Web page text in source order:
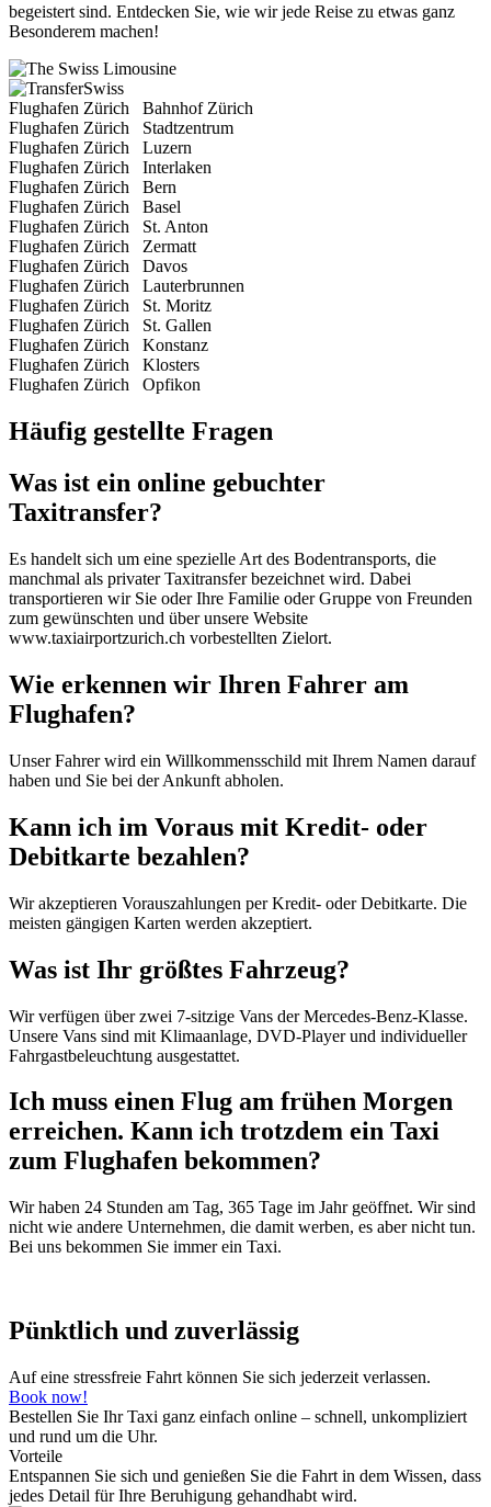
begeistert sind. Entdecken Sie, wie wir jede Reise zu etwas ganz
Besonderem machen!
Flughafen Zürich
Bahnhof Zürich
Flughafen Zürich
Stadtzentrum
Flughafen Zürich
Luzern
Flughafen Zürich
Interlaken
Flughafen Zürich
Bern
Flughafen Zürich
Basel
Flughafen Zürich
St. Anton
Flughafen Zürich
Zermatt
Flughafen Zürich
Davos
Flughafen Zürich
Lauterbrunnen
Flughafen Zürich
St. Moritz
Flughafen Zürich
St. Gallen
Flughafen Zürich
Konstanz
Flughafen Zürich
Klosters
Flughafen Zürich
Opfikon
Häufig gestellte Fragen
Was ist ein online gebuchter
Taxitransfer?
Es handelt sich um eine spezielle Art des Bodentransports, die
manchmal als privater Taxitransfer bezeichnet wird. Dabei
transportieren wir Sie oder Ihre Familie oder Gruppe von Freunden
zum gewünschten und über unsere Website
www.taxiairportzurich.ch vorbestellten Zielort.
Wie erkennen wir Ihren Fahrer am
Flughafen?
Unser Fahrer wird ein Willkommensschild mit Ihrem Namen darauf
haben und Sie bei der Ankunft abholen.
Kann ich im Voraus mit Kredit- oder
Debitkarte bezahlen?
Wir akzeptieren Vorauszahlungen per Kredit- oder Debitkarte. Die
meisten gängigen Karten werden akzeptiert.
Was ist Ihr größtes Fahrzeug?
Wir verfügen über zwei 7-sitzige Vans der Mercedes-Benz-Klasse.
Unsere Vans sind mit Klimaanlage, DVD-Player und individueller
Fahrgastbeleuchtung ausgestattet.
Ich muss einen Flug am frühen Morgen
erreichen. Kann ich trotzdem ein Taxi
zum Flughafen bekommen?
Wir haben 24 Stunden am Tag, 365 Tage im Jahr geöffnet. Wir sind
nicht wie andere Unternehmen, die damit werben, es aber nicht tun.
Bei uns bekommen Sie immer ein Taxi.
Pünktlich und zuverlässig
Auf eine stressfreie Fahrt können Sie sich jederzeit verlassen.
Book now!
Bestellen Sie Ihr Taxi ganz einfach online – schnell, unkompliziert
und rund um die Uhr.
Vorteile
Entspannen Sie sich und genießen Sie die Fahrt in dem Wissen, dass
jedes Detail für Ihre Beruhigung gehandhabt wird.